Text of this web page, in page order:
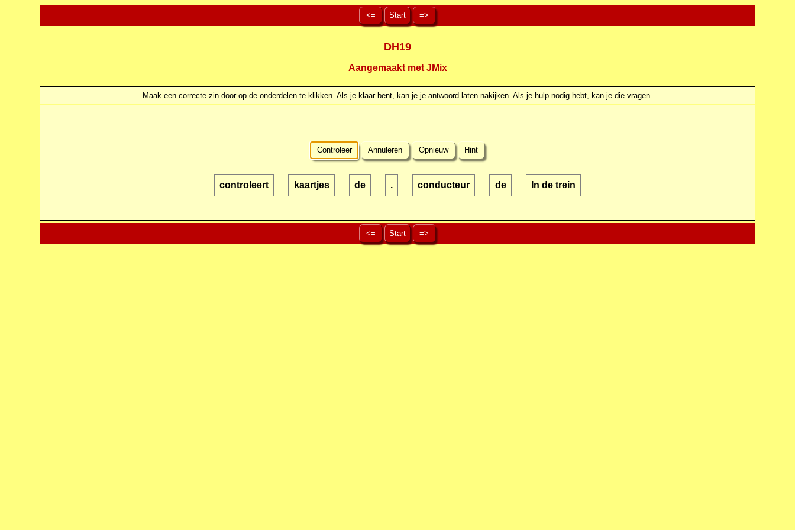
<= Start =>
DH19
Aangemaakt met JMix
Maak een correcte zin door op de onderdelen te klikken. Als je klaar bent, kan je je antwoord laten nakijken. Als je hulp nodig hebt, kan je die vragen.
Controleer Annuleren Opnieuw Hint
controleert kaartjes de . conducteur de In de trein
<= Start =>